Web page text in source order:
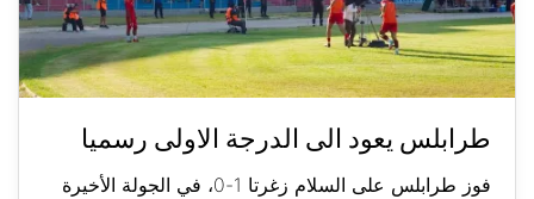
طرابلس يعود الى الدرجة الاولى رسميا
فوز طرابلس على السلام زغرتا 1-0، في الجولة الأخيرة